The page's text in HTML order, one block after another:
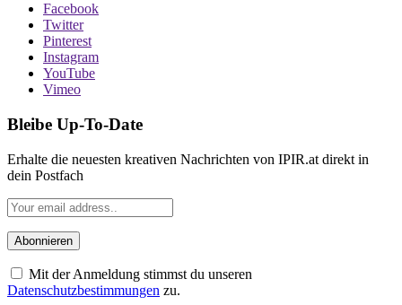
Facebook
Twitter
Pinterest
Instagram
YouTube
Vimeo
Bleibe Up-To-Date
Erhalte die neuesten kreativen Nachrichten von IPIR.at direkt in
dein Postfach
Mit der Anmeldung stimmst du unseren
Datenschutzbestimmungen zu.